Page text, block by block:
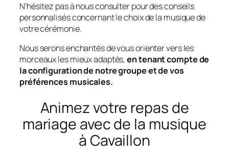
N’hésitez pas à nous consulter pour des conseils
personnalisés concernant le choix de la musique de
votre cérémonie.
Nous serons enchantés de vous orienter vers les
morceaux les mieux adaptés,en tenant compte de
la configuration de notre groupe et de vos
préférences musicales.
Animez votre repas de
mariage avec de la musique
à Cavaillon